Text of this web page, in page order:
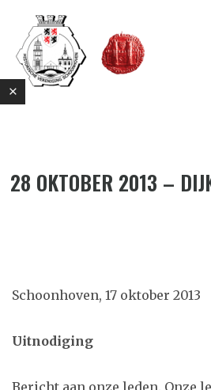
28 OKTOBER 2013 –
Schoonhoven, 17 oktober 2013
Uitnodiging
Bericht aan onze leden. Onze